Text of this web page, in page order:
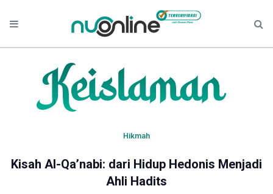
Hikmah
Kisah Al-Qa’nabi: dari Hidup Hedonis Menjadi
Ahli Hadits